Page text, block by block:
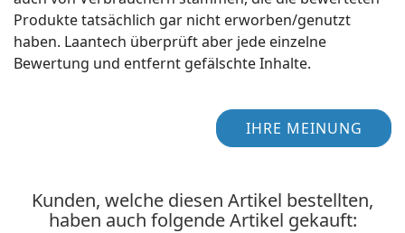
Produkte tatsächlich gar nicht erworben/genutzt
haben. Laantech überprüft aber jede einzelne
Bewertung und entfernt gefälschte Inhalte.
IHRE MEINUNG
Kunden, welche diesen Artikel bestellten,
haben auch folgende Artikel gekauft: